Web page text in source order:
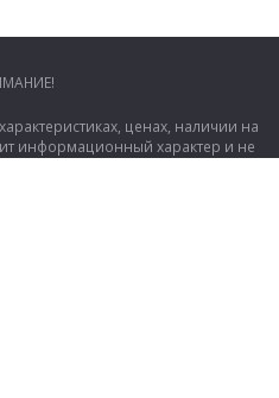
ценах, наличии на
информационный характер и не